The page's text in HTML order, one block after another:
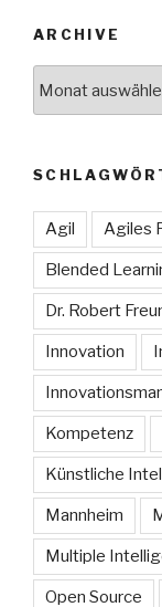
ARCHIVE
Agil Agiles
Blended
Dr. Robert
Innovation
Kompetenz
Künstliche
Mannheim
Multiple
Open Source